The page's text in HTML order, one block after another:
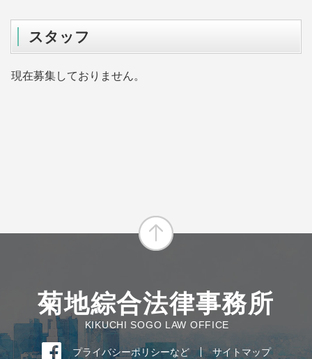
スタッフ
現在募集しておりません。
菊地綜合法律事務所
KIKUCHI SOGO LAW OFFICE
プライバシーポリシーなど サイトマップ